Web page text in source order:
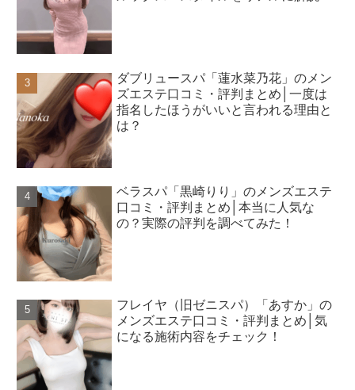
ダブリュースパ「蓮水菜乃花」のメン
ズエステ口コミ・評判まとめ│一度は
指名したほうがいいと言われる理由と
は？
ベラスパ「黒崎りり」のメンズエステ
口コミ・評判まとめ│本当に人気な
の？実際の評判を調べてみた！
フレイヤ（旧ゼニスパ）「あすか」の
メンズエステ口コミ・評判まとめ│気
になる施術内容をチェック！